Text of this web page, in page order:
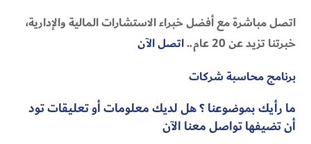
اتصل مباشرة مع أفضل خبراء الاستشارات المالية والإدارية،
خبرتنا تزيد عن 20 عام..
اتصل الآن
برنامج محاسبة شركات
ما رأيك بموضوعنا ؟ هل لديك معلومات أو تعليقات تود
أن تضيفهاتواصل معنا الآن